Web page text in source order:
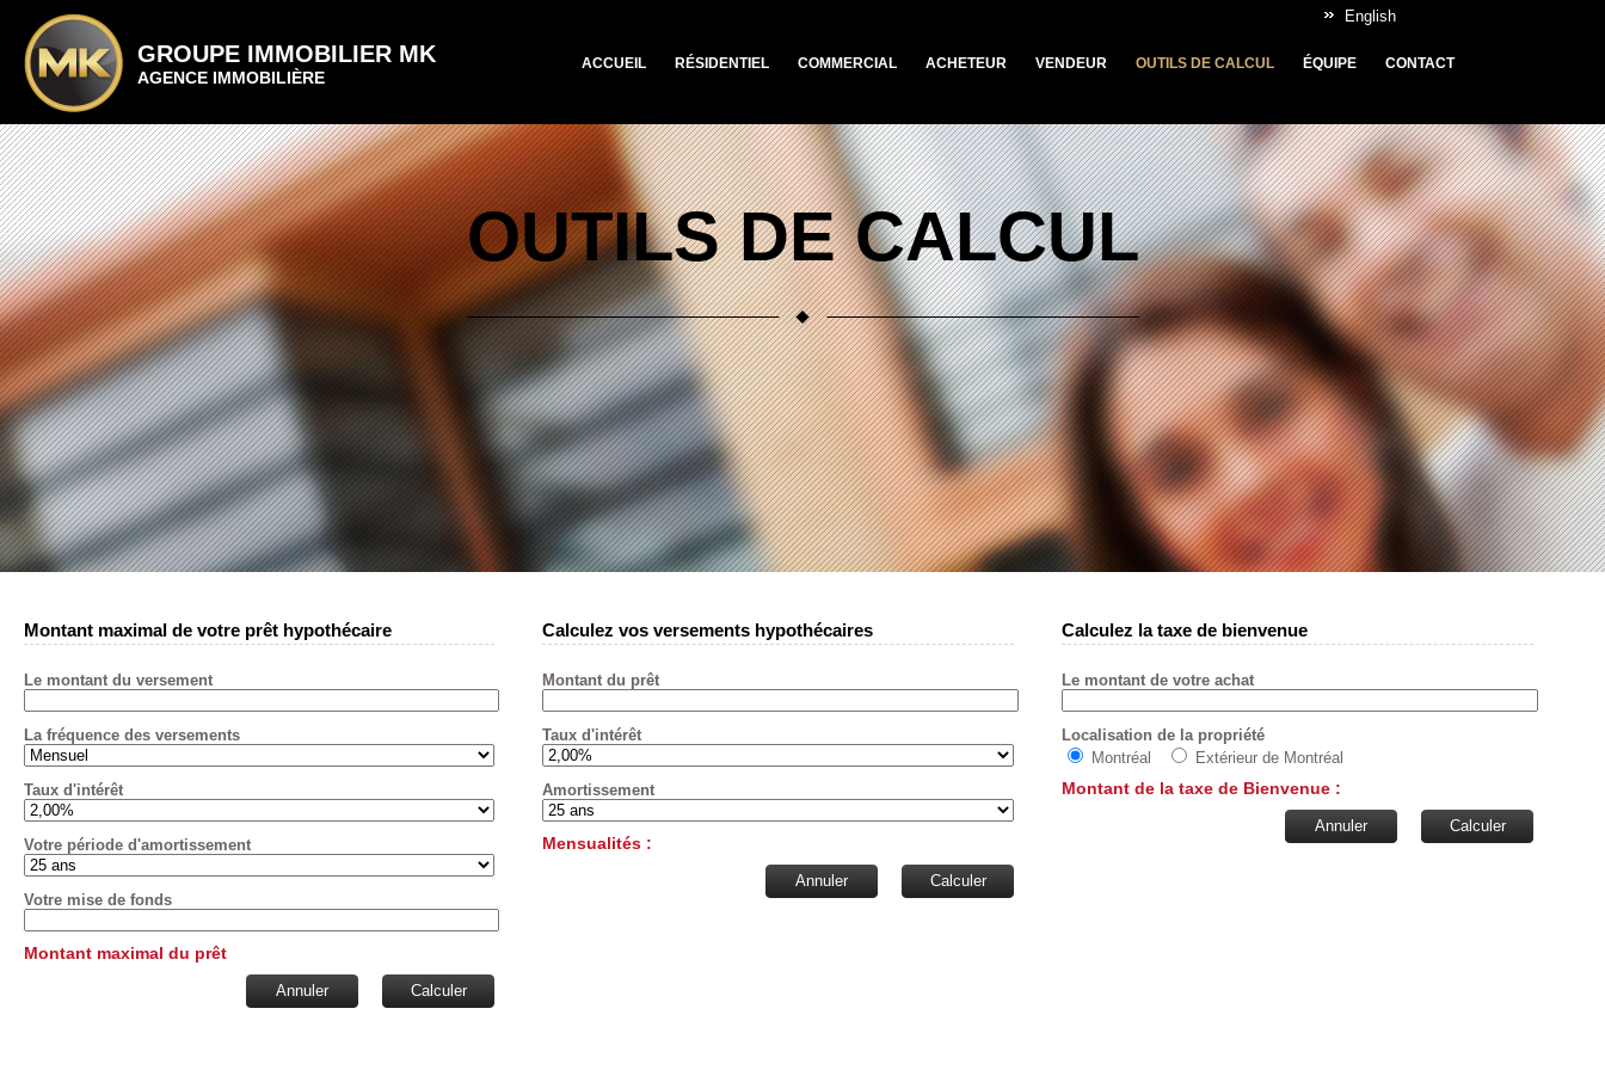
GROUPE IMMOBILIER MK
AGENCE IMMOBILIÈRE
English
ACCUEIL RÉSIDENTIEL COMMERCIAL ACHETEUR VENDEUR OUTILS DE CALCUL ÉQUIPE CONTACT
OUTILS DE CALCUL
Montant maximal de votre prêt hypothécaire
Le montant du versement
La fréquence des versements
Taux d'intérêt
Votre période d'amortissement
Votre mise de fonds
Montant maximal du prêt
Calculer
Annuler
Calculez vos versements hypothécaires
Montant du prêt
Taux d'intérêt
Amortissement
Mensualités :
Calculer
Annuler
Calculez la taxe de bienvenue
Le montant de votre achat
Localisation de la propriété
Montréal
Extérieur de Montréal
Montant de la taxe de Bienvenue :
Calculer
Annuler